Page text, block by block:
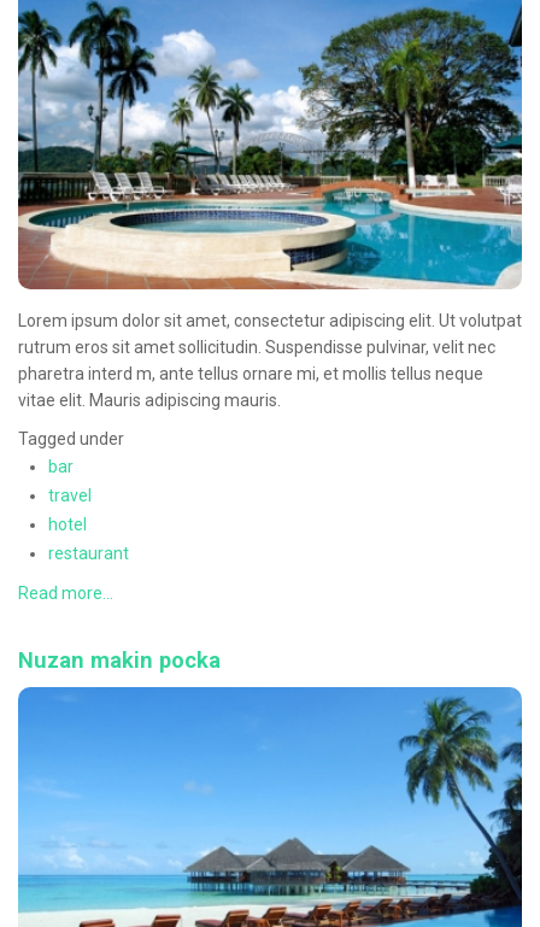
Lorem ipsum dolor sit amet, consectetur adipiscing elit. Ut volutpat
rutrum eros sit amet sollicitudin. Suspendisse pulvinar, velit nec
pharetra interd m, ante tellus ornare mi, et mollis tellus neque
vitae elit. Mauris adipiscing mauris.
Tagged under
bar
travel
hotel
restaurant
Read more...
Nuzan makin pocka